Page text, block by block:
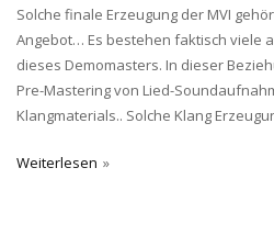
Solche finale Erzeugung der MVI
Angebot… Es bestehen faktisch viele
dieses Demomasters. In dieser
Pre-Mastering von Lied-
Klangmaterials.. Solche Klang
Weiterlesen